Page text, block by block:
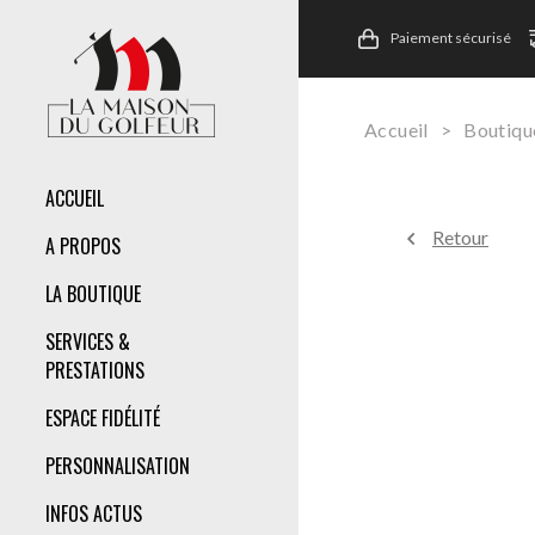
ACCUEIL
A PROPOS
LA BOUTIQUE
SERVICES &
PRESTATIONS
ESPACE FIDÉLITÉ
PERSONNALISATION
INFOS ACTUS
Paiement sécurisé
Accueil >
Retour